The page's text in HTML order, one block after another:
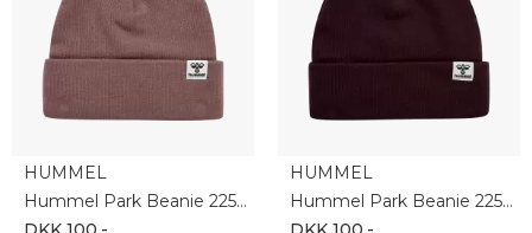
HUMMEL
Hummel Park Beanie 225316-8719
HUMMEL
Hummel Park Beanie 225316-8016